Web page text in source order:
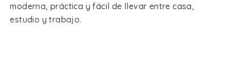
moderna, práctica y fácil de llevar entre casa,
estudio y trabajo.